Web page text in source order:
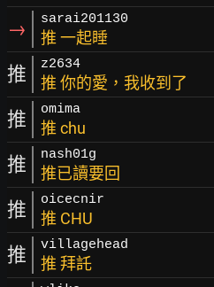
→ sarai201130
推 一起睡
推 z2634
推 你的愛，我收到了
推 omima
推 chu
推 nash01g
推已讀要回
推 oicecnir
推 CHU
推 villagehead
推 拜託